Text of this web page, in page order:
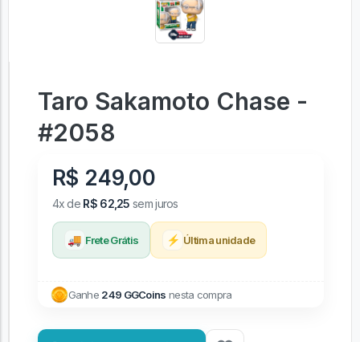
Taro Sakamoto Chase -
#2058
R$ 249,00
4x de R$ 62,25 sem juros
🚚 Frete Grátis ⚡ Última unidade
Ganhe 249 GGCoins nesta compra